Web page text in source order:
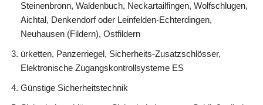
Steinenbronn, Waldenbuch, Neckartailfingen, Wolfschlugen,
Aichtal, Denkendorf oder Leinfelden-Echterdingen,
Neuhausen (Fildern), Ostfildern
ürketten, Panzerriegel, Sicherheits-Zusatzschlösser,
Elektronische Zugangskontrollsysteme ES
Günstige Sicherheitstechnik